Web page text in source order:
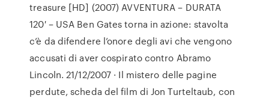
treasure [HD] (2007) AVVENTURA – DURATA
120′ – USA Ben Gates torna in azione: stavolta
c’è da difendere l’onore degli avi che vengono
accusati di aver cospirato contro Abramo
Lincoln. 21/12/2007 · Il mistero delle pagine
perdute, scheda del film di Jon Turteltaub, con